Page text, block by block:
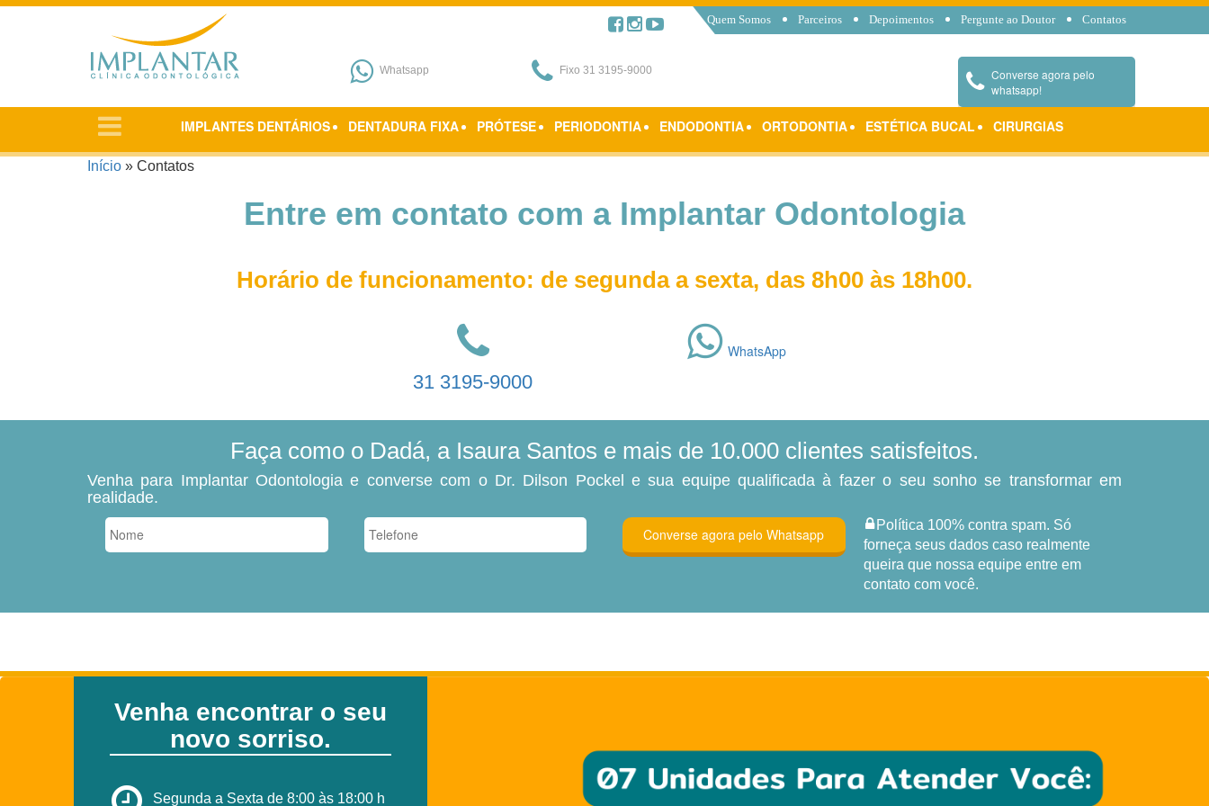
Quem Somos Parceiros Depoimentos Pergunte ao Doutor Contatos
Whatsapp Fixo 31 3195-9000
Converse agora pelo
whatsapp!
IMPLANTES DENTÁRIOS DENTADURA FIXA PRÓTESE PERIODONTIA ENDODONTIA ORTODONTIA ESTÉTICA BUCAL CIRURGIAS
Início » Contatos
Entre em contato com a Implantar Odontologia
Horário de funcionamento: de segunda a sexta, das 8h00 às 18h00.
31 3195-9000
WhatsApp
Faça como o Dadá, a Isaura Santos e mais de 10.000 clientes satisfeitos.
Venha para Implantar Odontologia e converse com o Dr. Dilson Pockel e sua equipe qualificada à fazer o seu sonho se transformar em
realidade.
Política 100% contra spam. Só
forneça seus dados caso realmente
queira que nossa equipe entre em
contato com você.
Venha encontrar o seu
novo sorriso.
Segunda a Sexta de 8:00 às 18:00 h